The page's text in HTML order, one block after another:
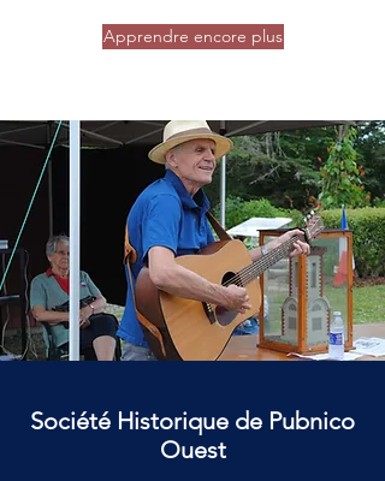
Apprendre encore plus
Société Historique de Pubnico
Ouest